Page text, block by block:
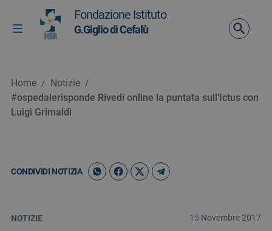
Vai ai contenuti
Vai al menu di navigazione
Vai al footer
Attiva / disattiva la navigazione
Fondazione Istituto
G.Giglio di Cefalù
Home / Notizie /
#ospedalerisponde Rivedi online la puntata sull’Ictus con
Luigi Grimaldi
CONDIVIDI NOTIZIA
NOTIZIE 15 Novembre 2017